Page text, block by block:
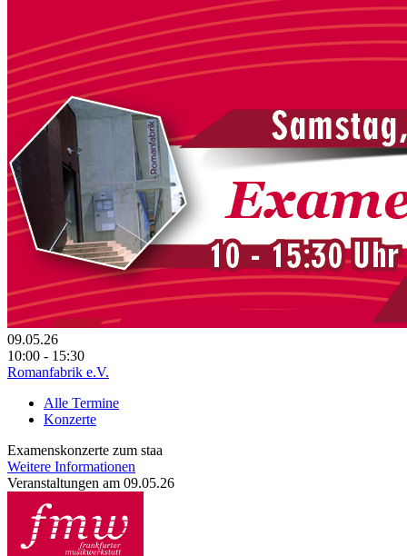
09.05.26
10:00 - 15:30
Romanfabrik e.V.
Alle Termine
Konzerte
Examenskonzerte zum staa
Weitere Informationen
Veranstaltungen am 09.05.26